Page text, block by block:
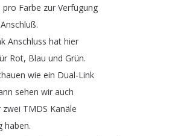
pro Farbe zur Verfügung
Anschluß.
Anschluss hat hier
Rot, Blau und Grün.
wie ein Dual-Link
sehen wir auch
zwei TMDS Kanäle
haben.